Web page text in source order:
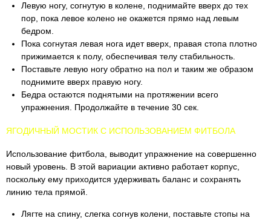
Левую ногу, согнутую в колене, поднимайте вверх до тех
пор, пока левое колено не окажется прямо над левым
бедром.
Пока согнутая левая нога идет вверх, правая стопа плотно
прижимается к полу, обеспечивая телу стабильность.
Поставьте левую ногу обратно на пол и таким же образом
поднимите вверх правую ногу.
Бедра остаются поднятыми на протяжении всего
упражнения. Продолжайте в течение 30 сек.
ЯГОДИЧНЫЙ МОСТИК С ИСПОЛЬЗОВАНИЕМ ФИТБОЛА
Использование фитбола, выводит упражнение на совершенно
новый уровень. В этой вариации активно работает корпус,
поскольку ему приходится удерживать баланс и сохранять
линию тела прямой.
Лягте на спину, слегка согнув колени, поставьте стопы на